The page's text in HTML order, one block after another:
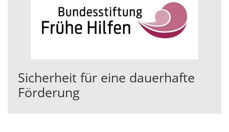
Sicherheit für eine dauer­hafte
Förderung